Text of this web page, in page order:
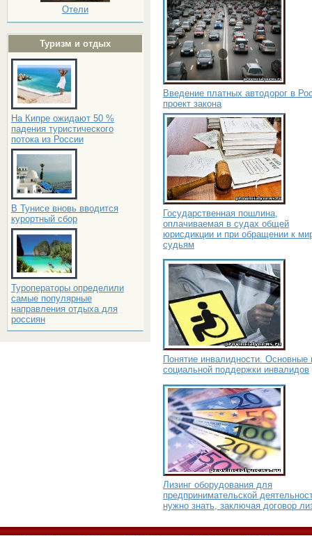
Отели
Туризм и отдых
На Кипре ожидают 50 %
падения туристического
потока из России
В Тунисе вновь вводится
курортный сбор
Туроператоры определили
самые популярные
направления отдыха для
россиян
Введение платных автодорог в
проект закона
Государственная пошлина,
оплачиваемая в судах общей
юрисдикции и при обращении к
судьям
Понятие инвалидности. Основные
социальной поддержки инвалидов
Лизинг оборудования для
предпринимательской
нужно знать, заключая договор